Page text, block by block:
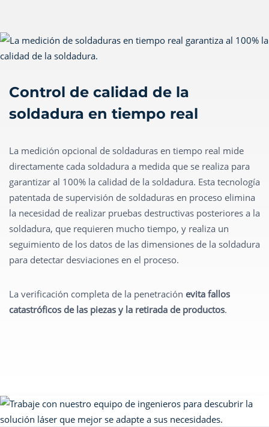
Control de calidad de la
soldadura en tiempo real
La medición opcional de soldaduras en tiempo real mide
directamente cada soldadura a medida que se realiza para
garantizar al 100% la calidad de la soldadura. Esta tecnología
patentada de supervisión de soldaduras en proceso elimina
la necesidad de realizar pruebas destructivas posteriores a la
soldadura, que requieren mucho tiempo, y realiza un
seguimiento de los datos de las dimensiones de la soldadura
para detectar desviaciones en el proceso.
La verificación completa de la penetración evita fallos
catastróficos de las piezas y la retirada de productos.